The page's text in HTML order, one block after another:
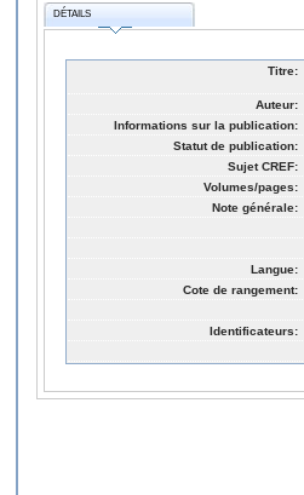
DÉTAILS
Titre:
Auteur:
Informations sur la publication:
Statut de publication:
Sujet CREF:
Volumes/pages:
Note générale:
Langue:
Cote de rangement:
Identificateurs: